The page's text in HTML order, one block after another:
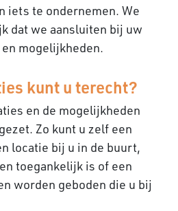
iets te ondernemen. We
dat we aansluiten bij uw
mogelijkheden.
kunt u terecht?
en de mogelijkheden
Zo kunt u zelf een
locatie bij u in de buurt,
toegankelijk is of een
worden geboden die u bij